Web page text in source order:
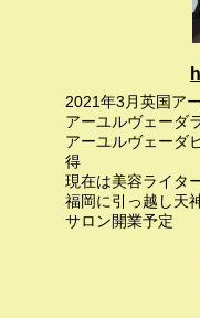
2021年3月英国ア
アーユルヴェーダ
アーユルヴェーダ
得
現在は美容ライタ
福岡に引っ越し天
サロン開業予定